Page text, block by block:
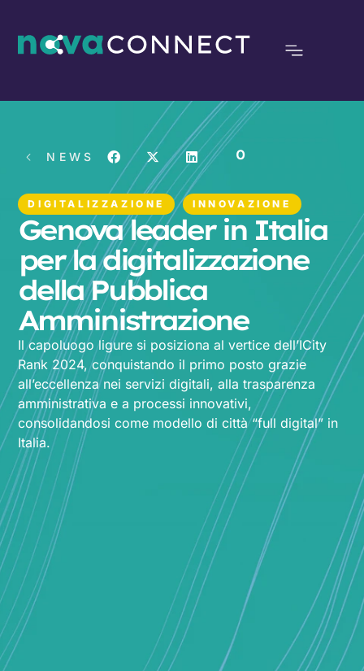
NEWS 0
DIGITALIZZAZIONE INNOVAZIONE
Genova leader in Italia
per la digitalizzazione
della Pubblica
Amministrazione
Il capoluogo ligure si posiziona al vertice dell’ICity
Rank 2024, conquistando il primo posto grazie
all’eccellenza nei servizi digitali, alla trasparenza
amministrativa e a processi innovativi,
consolidandosi come modello di città “full digital” in
Italia.